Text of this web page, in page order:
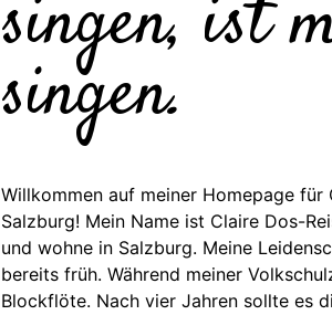
singen, ist
singen.
Willkommen auf meiner Homepage für
Salzburg! Mein Name ist Claire Dos-
und wohne in Salzburg. Meine
bereits früh. Während meiner
Blockflöte. Nach vier Jahren sollte es